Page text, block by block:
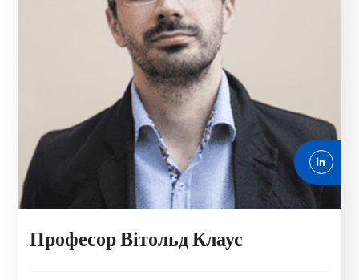
Професор Вітольд Клаус